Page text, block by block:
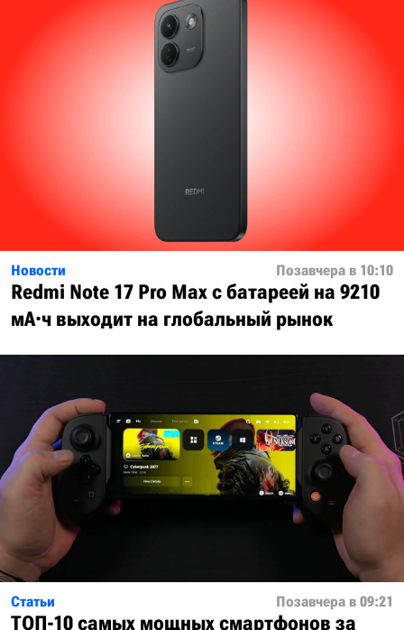
Новости Позавчера в 10:10
Redmi Note 17 Pro Max с батареей на 9210
мА·ч выходит на глобальный рынок
Статьи Позавчера в 09:21
ТОП-10 самых мощных смартфонов за